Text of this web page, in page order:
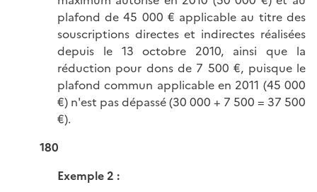
plafond de 45 000 € applicable au titre des
souscriptions directes et indirectes réalisées
depuis le 13 octobre 2010, ainsi que la
réduction pour dons de 7 500 €, puisque le
plafond commun applicable en 2011 (45 000
€) n'est pas dépassé (30 000 + 7 500 = 37 500
€).
180
Exemple 2 :